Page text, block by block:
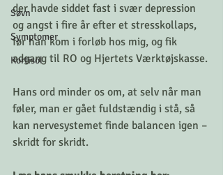
Søvn
Symptomer
Kortisol
der havde siddet fast i svær depression
og angst i fire år efter et stresskollaps,
før han kom i forløb hos mig, og fik
adgang til RO og Hjertets Værktøjskasse.
Hans ord minder os om, at selv når man
føler, man er gået fuldstændig i stå, så
kan nervesystemet finde balancen igen –
skridt for skridt.